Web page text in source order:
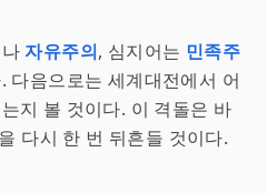
나자유주의, 심지어는 민족주
다음으로는 세계대전에서 어
지 볼 것이다. 이 격돌은 바
다시 한 번 뒤흔들 것이다.